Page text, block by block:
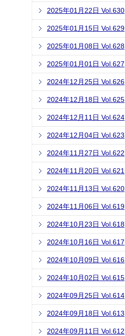
2025年01月22日 Vol.630
2025年01月15日 Vol.629
2025年01月08日 Vol.628
2025年01月01日 Vol.627
2024年12月25日 Vol.626
2024年12月18日 Vol.625
2024年12月11日 Vol.624
2024年12月04日 Vol.623
2024年11月27日 Vol.622
2024年11月20日 Vol.621
2024年11月13日 Vol.620
2024年11月06日 Vol.619
2024年10月23日 Vol.618
2024年10月16日 Vol.617
2024年10月09日 Vol.616
2024年10月02日 Vol.615
2024年09月25日 Vol.614
2024年09月18日 Vol.613
2024年09月11日 Vol.612